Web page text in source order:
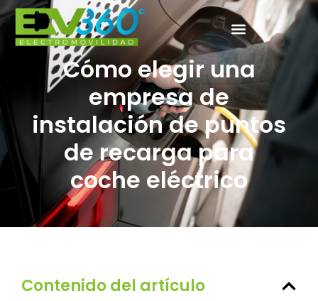
Cómo elegir una
empresa de
instalación de puntos
de recarga para
coche eléctrico
Contenido del artículo